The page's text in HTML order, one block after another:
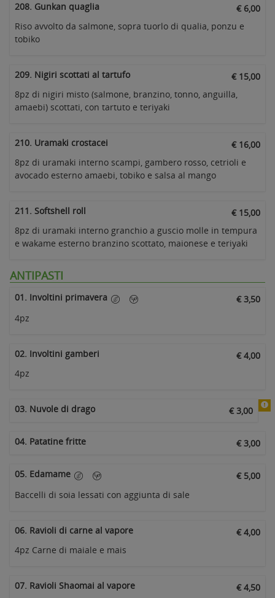
208. Gunkan quaglia
€ 6,00
Riso avvolto da salmone, sopra tuorlo di qualia, ponzu e
tobiko
209. Nigiri scottati al tartufo
€ 15,00
8pz di nigiri misto (salmone, branzino, tonno, anguilla,
amaebi) scottati, con tartuto e teriyaki
210. Uramaki crostacei
€ 16,00
8pz di uramaki interno scampi, gambero rosso, cetrioli e
avocado esterno amaebi, tobiko e salsa al mango
211. Softshell roll
€ 15,00
8pz di uramaki interno granchio a guscio molle in tempura
e wakame esterno branzino scottato, maionese e teriyaki
ANTIPASTI
01. Involtini primavera
€ 3,50
4pz
02. Involtini gamberi
€ 4,00
4pz
03. Nuvole di drago € 3,00
04. Patatine fritte € 3,00
05. Edamame
€ 5,00
Baccelli di soia lessati con aggiunta di sale
06. Ravioli di carne al vapore
€ 4,00
4pz Carne di maiale e mais
07. Ravioli Shaomai al vapore
€ 4,50